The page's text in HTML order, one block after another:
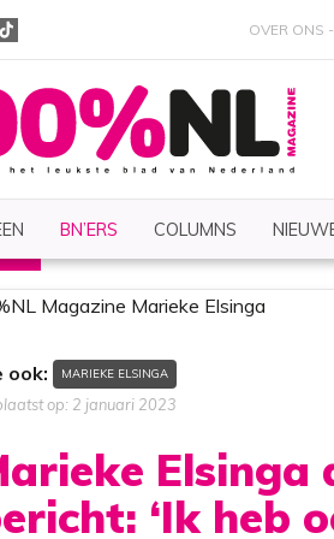
OVER ONS
BN’ERS COLUMNS
ook: MARIEKE ELSINGA
op: 2 januari 2023
Elsinga
‘Ik heb